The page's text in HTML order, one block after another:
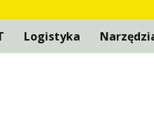
Logistyka